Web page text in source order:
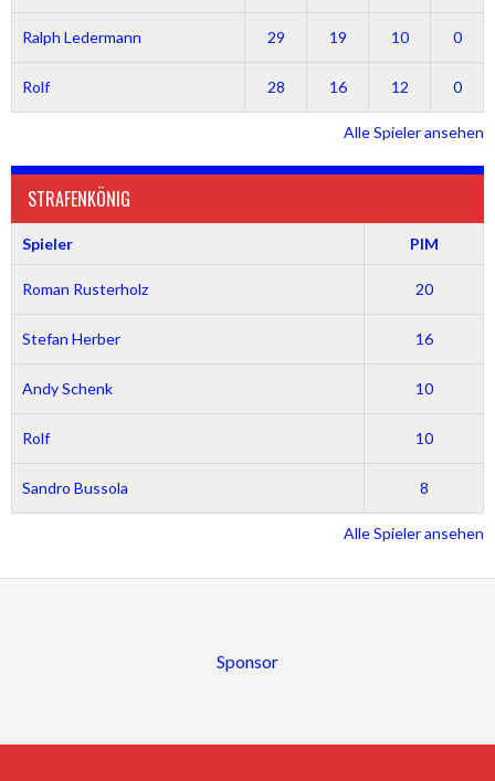
Ralph Ledermann 29 19 10 0
Rolf 28 16 12 0
Alle Spieler ansehen
STRAFENKÖNIG
Spieler PIM
Roman Rusterholz 20
Stefan Herber 16
Andy Schenk 10
Rolf 10
Sandro Bussola 8
Alle Spieler ansehen
Sponsor